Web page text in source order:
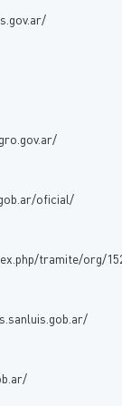
oficial/
tramite/org/